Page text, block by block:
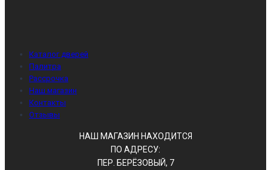
Каталог дверей
Палитра
Рассрочка
Наш магазин
Контакты
Отзывы
НАШ МАГАЗИН НАХОДИТСЯ
ПО АДРЕСУ:
ПЕР. БЕРЁЗОВЫЙ, 7